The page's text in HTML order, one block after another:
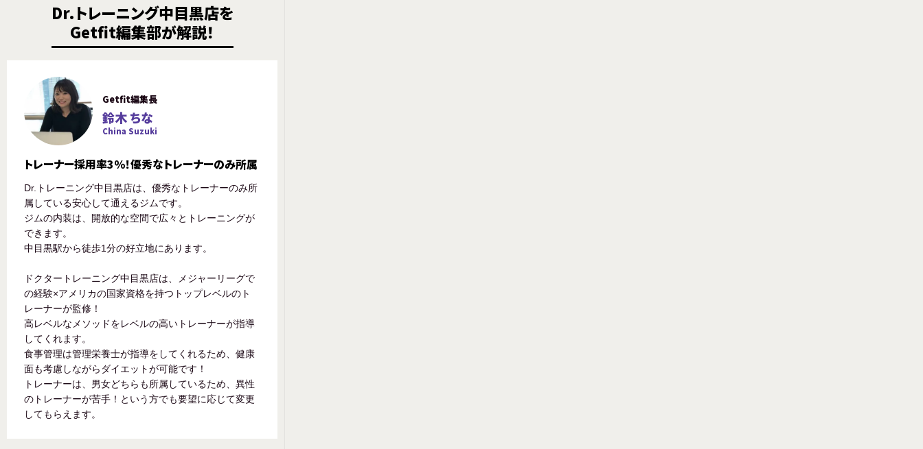
Dr.トレーニング中目黒店を
Getfit編集部が解説！
Getfit編集長
鈴木 ちな
China Suzuki
トレーナー採用率3％！優秀なトレーナーのみ所属
Dr.トレーニング中目黒店は、優秀なトレーナーのみ所
属している安心して通えるジムです。
ジムの内装は、開放的な空間で広々とトレーニングが
できます。
中目黒駅から徒歩1分の好立地にあります。
ドクタートレーニング中目黒店は、メジャーリーグで
の経験×アメリカの国家資格を持つトップレベルのト
レーナーが監修！
高レベルなメソッドをレベルの高いトレーナーが指導
してくれます。
食事管理は管理栄養士が指導をしてくれるため、健康
面も考慮しながらダイエットが可能です！
トレーナーは、男女どちらも所属しているため、異性
のトレーナーが苦手！という方でも要望に応じて変更
してもらえます。